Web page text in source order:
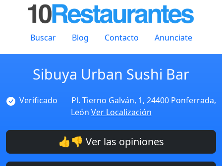
Buscar Blog Contacto Anunciate
Sibuya Urban Sushi Bar
Verificado
Pl. Tierno Galván, 1, 24400 Ponferrada,
León Ver Localización
👍👎 Ver las opiniones